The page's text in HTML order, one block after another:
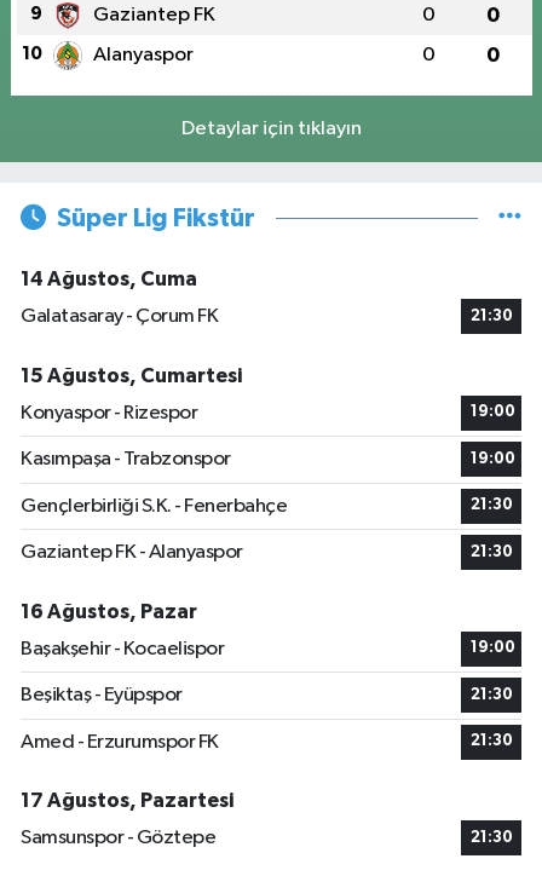
9 Gaziantep FK 0 0
10 Alanyaspor 0 0
Detaylar için tıklayın
Süper Lig Fikstür
14 Ağustos, Cuma
Galatasaray - Çorum FK
21:30
15 Ağustos, Cumartesi
Konyaspor - Rizespor
19:00
Kasımpaşa - Trabzonspor 19:00
Gençlerbirliği S.K. - Fenerbahçe 21:30
Gaziantep FK - Alanyaspor 21:30
16 Ağustos, Pazar
Başakşehir - Kocaelispor
19:00
Beşiktaş - Eyüpspor 21:30
Amed - Erzurumspor FK 21:30
17 Ağustos, Pazartesi
Samsunspor - Göztepe
21:30